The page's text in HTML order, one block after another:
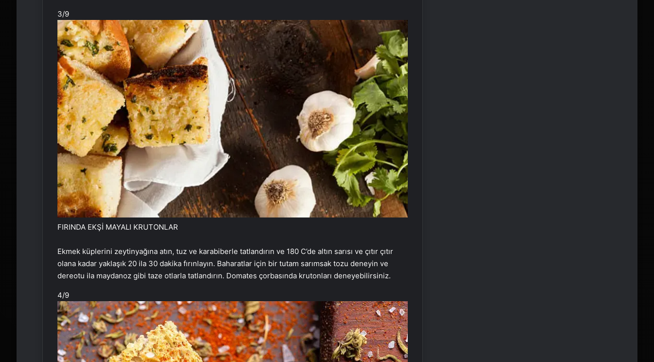
3/9
FIRINDA EKŞİ MAYALI KRUTONLAR
Ekmek küplerini zeytinyağına atın, tuz ve karabiberle tatlandırın ve 180 C’de altın sarısı ve çıtır çıtır
olana kadar yaklaşık 20 ila 30 dakika fırınlayın. Baharatlar için bir tutam sarımsak tozu deneyin ve
dereotu ila maydanoz gibi taze otlarla tatlandırın. Domates çorbasında krutonları deneyebilirsiniz.
4/9